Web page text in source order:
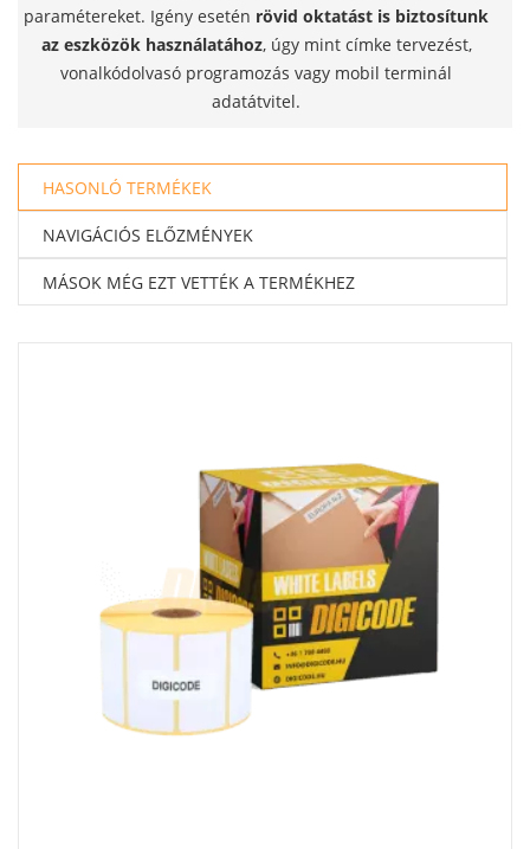
paramétereket. Igény esetén rövid oktatást is biztosítunk
az eszközök használatához, úgy mint címke tervezést,
vonalkódolvasó programozás vagy mobil terminál
adatátvitel.
HASONLÓ TERMÉKEK
NAVIGÁCIÓS ELŐZMÉNYEK
MÁSOK MÉG EZT VETTÉK A TERMÉKHEZ